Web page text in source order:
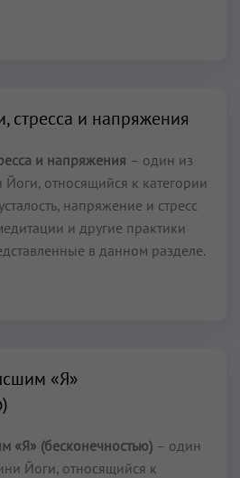
стресса и напряжения
и напряжения – один из
относящийся к категории
напряжение и стресс
и другие практики
в данном разделе.
«Я»
«Я» (бесконечностью) – один
Йоги, относящийся к